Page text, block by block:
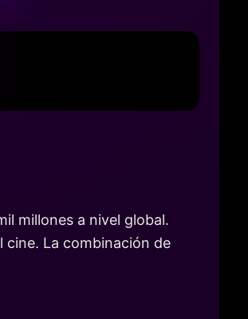
millones a nivel global.
La combinación de